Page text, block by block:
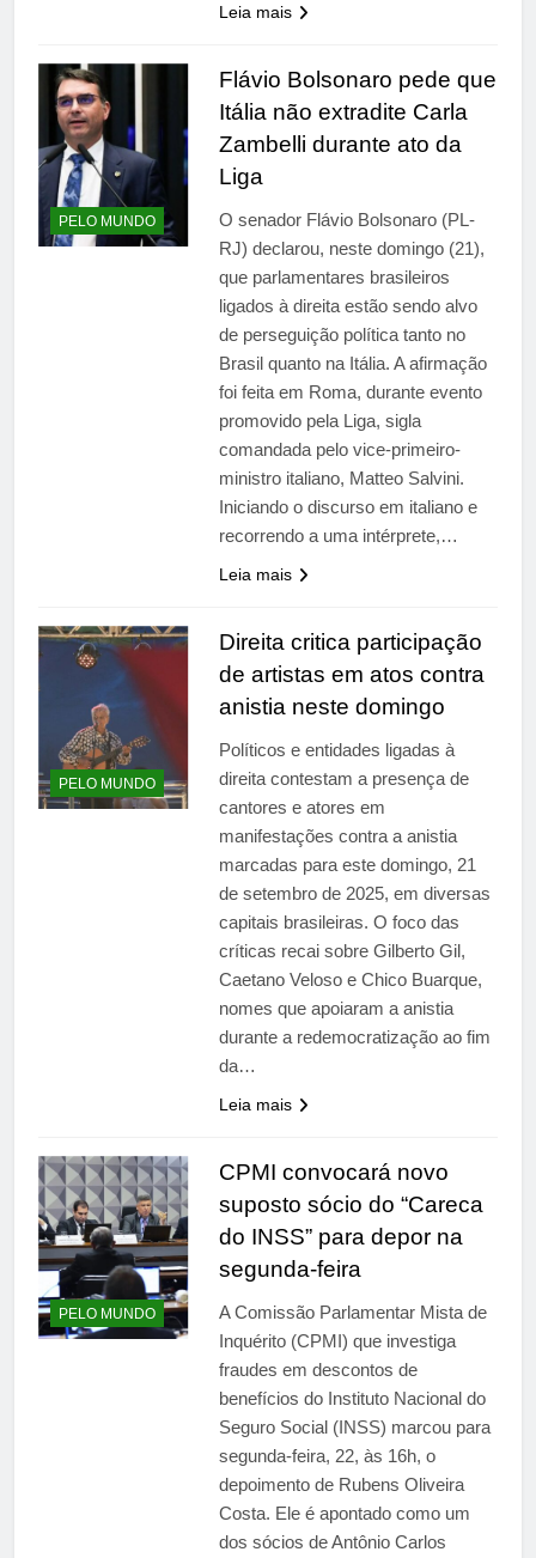
Leia mais
PELO MUNDO
Flávio Bolsonaro pede que
Itália não extradite Carla
Zambelli durante ato da
Liga
O senador Flávio Bolsonaro (PL-
RJ) declarou, neste domingo (21),
que parlamentares brasileiros
ligados à direita estão sendo alvo
de perseguição política tanto no
Brasil quanto na Itália. A afirmação
foi feita em Roma, durante evento
promovido pela Liga, sigla
comandada pelo vice-primeiro-
ministro italiano, Matteo Salvini.
Iniciando o discurso em italiano e
recorrendo a uma intérprete,…
Leia mais
PELO MUNDO
Direita critica participação
de artistas em atos contra
anistia neste domingo
Políticos e entidades ligadas à
direita contestam a presença de
cantores e atores em
manifestações contra a anistia
marcadas para este domingo, 21
de setembro de 2025, em diversas
capitais brasileiras. O foco das
críticas recai sobre Gilberto Gil,
Caetano Veloso e Chico Buarque,
nomes que apoiaram a anistia
durante a redemocratização ao fim
da…
Leia mais
PELO MUNDO
CPMI convocará novo
suposto sócio do “Careca
do INSS” para depor na
segunda-feira
A Comissão Parlamentar Mista de
Inquérito (CPMI) que investiga
fraudes em descontos de
benefícios do Instituto Nacional do
Seguro Social (INSS) marcou para
segunda-feira, 22, às 16h, o
depoimento de Rubens Oliveira
Costa. Ele é apontado como um
dos sócios de Antônio Carlos